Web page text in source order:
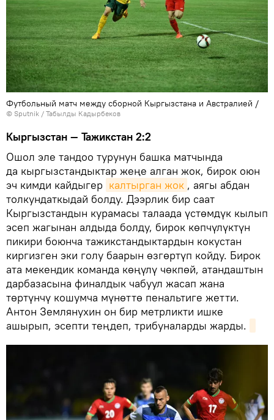
Футбольный матч между сборной Кыргызстана и Австралией /
© Sputnik / Табылды Кадырбеков
Кыргызстан — Тажикстан 2:2
Ошол эле тандоо турунун башка матчында
да кыргызстандыктар жеңе алган жок, бирок оюн
эч кимди кайдыгер калтырган жок , аягы абдан
толкундаткыдай болду. Дээрлик бир саат
Кыргызстандын курамасы талаада үстөмдүк кылып
эсеп жагынан алдыда болду, бирок көпчүлүктүн
пикири боюнча тажикстандыктардын кокустан
киргизген эки голу баарын өзгөртүп койду. Бирок
ата мекендик команда көңүлү чөкпөй, атандаштын
дарбазасына финалдык чабуул жасап жана
төртүнчү кошумча мүнөттө пенальтиге жетти.
Антон Землянухин он бир метрликти ишке
ашырып, эсепти теңдеп, трибуналарды жарды.